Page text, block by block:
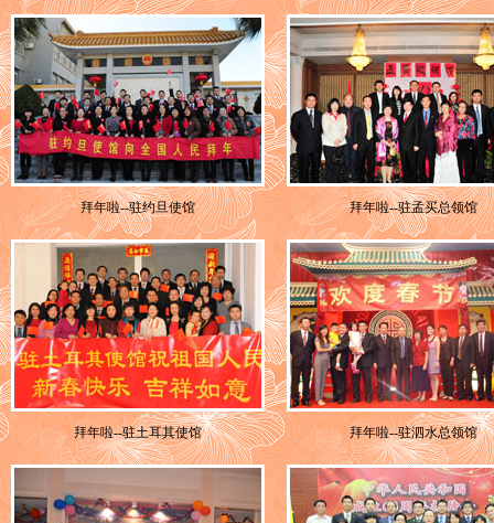
拜年啦--驻约旦使馆 拜年啦--驻孟买总领馆
拜年啦--驻土耳其使馆 拜年啦--驻泗水总领馆